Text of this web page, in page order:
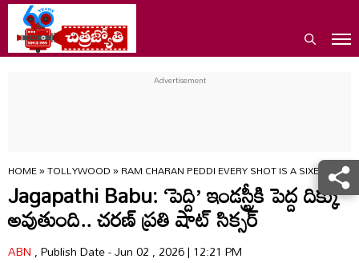
HOME»TOLLYWOOD»RAM CHARAN PEDDI EVERY SHOT IS A SIXER
Jagapathi Babu: ‘పెద్ది’ ఇండస్ట్రీకి పెద్ద దిక్కు
అవుతుంది.. చరణ్ ప్రతి షాట్ సిక్సర్
ABN, Publish Date - Jun 02 , 2026 | 12:21 PM